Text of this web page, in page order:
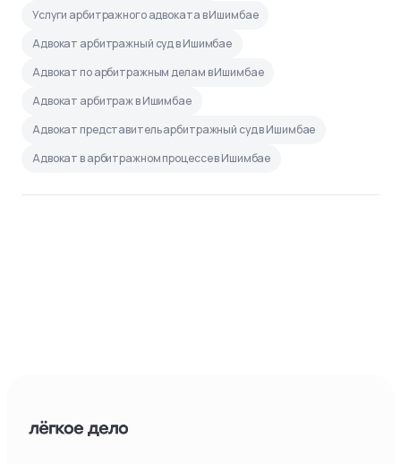
Услуги арбитражного адвоката в Ишимбае
Адвокат арбитражный суд в Ишимбае
Адвокат по арбитражным делам в Ишимбае
Адвокат арбитраж в Ишимбае
Адвокат представитель арбитражный суд в Ишимбае
Адвокат в арбитражном процессе в Ишимбае